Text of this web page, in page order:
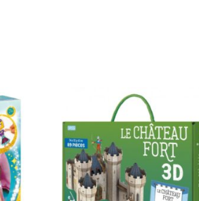
Ajouter au panier